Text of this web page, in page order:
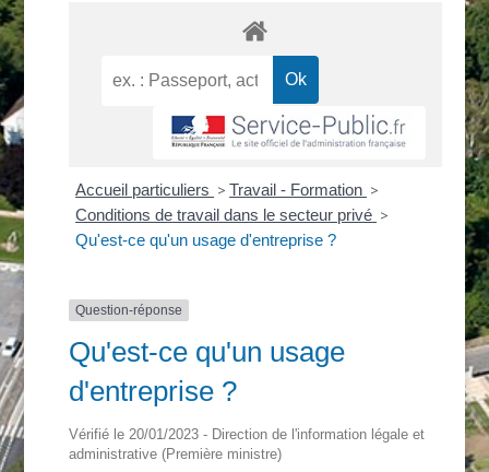
Accueil particuliers > Travail - Formation >
Conditions de travail dans le secteur privé >
Qu'est-ce qu'un usage d'entreprise ?
Question-réponse
Qu'est-ce qu'un usage
d'entreprise ?
Vérifié le 20/01/2023 - Direction de l'information légale et
administrative (Première ministre)